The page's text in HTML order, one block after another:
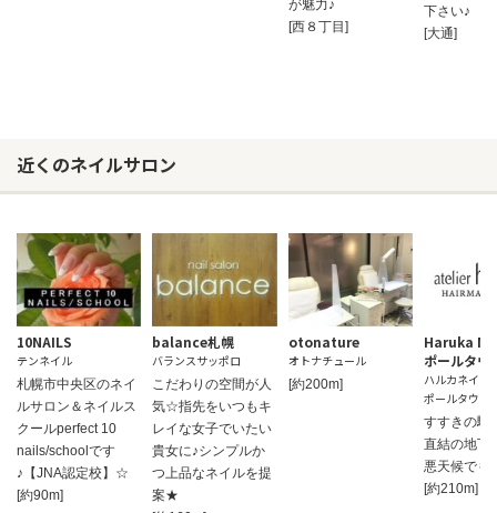
が魅力♪
[西８丁目]
下さい♪
[大通]
近くのネイルサロン
10NAILS
テンネイル
札幌市中央区のネイ
ルサロン＆ネイルス
クールperfect 10
nails/schoolです
♪【JNA認定校】☆
[約90m]
balance札幌
バランスサッポロ
こだわりの空間が人
気☆指先をいつもキ
レイな女子でいたい
貴女に♪シンプルか
つ上品なネイルを提
案★
otonature
オトナチュール
[約200m]
Haruka
ポールタウ
ハルカネイル
ポールタウン
すすきの駅
直結の地下
悪天候でも
[約210m]